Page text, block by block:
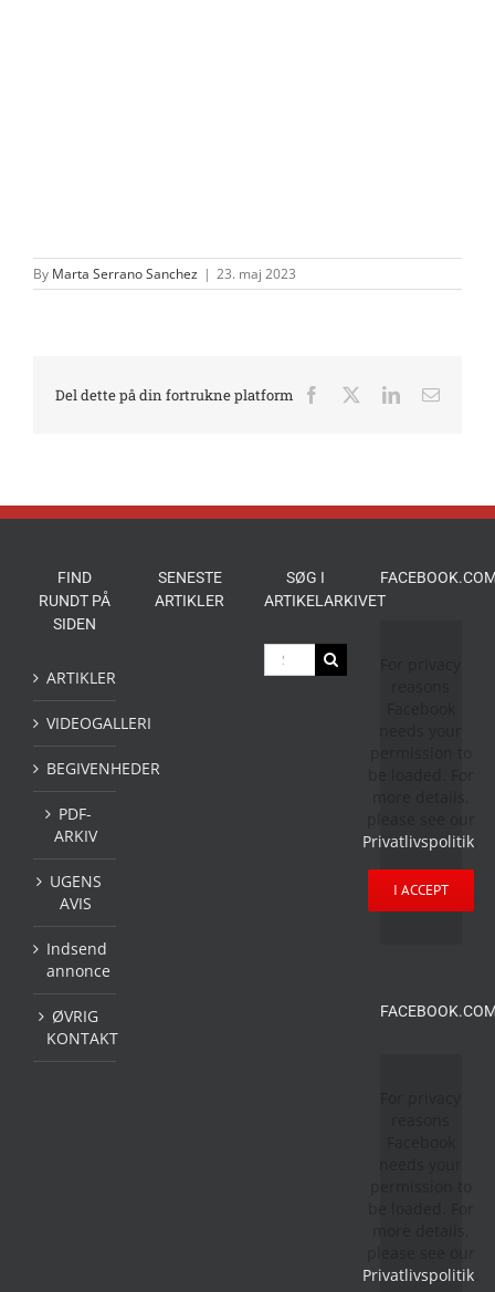
By Marta Serrano Sanchez | 23. maj 2023
Del dette på din fortrukne platform Facebook LinkedIn
E-
FIND
RUNDT PÅ
SIDEN
ARTIKLER
VIDEOGALLERI
BEGIVENHEDER
PDF-
ARKIV
UGENS
AVIS
Indsend
annonce
ØVRIG
KONTAKT
SENESTE
ARTIKLER
SØG I
ARTIKELARKIVET
Søg
efter:
Privatlivspolitik
I ACCEPT
Privatlivspolitik